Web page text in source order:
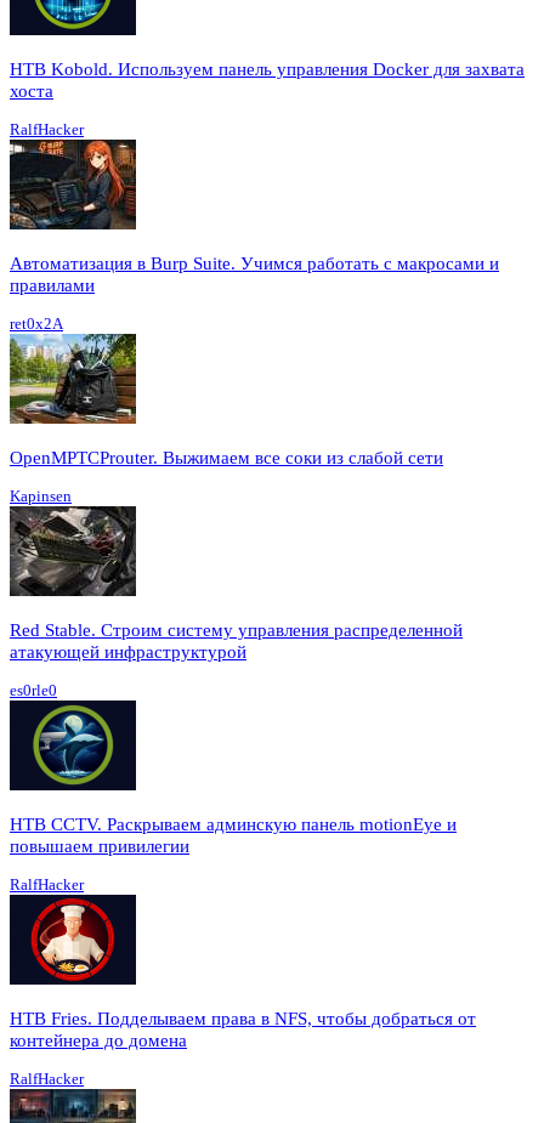
HTB Kobold. Используем панель управления Docker для захвата
хоста
RalfHacker
Автоматизация в Burp Suite. Учимся работать с макросами и
правилами
ret0x2A
OpenMPTCProuter. Выжимаем все соки из слабой сети
Kapinsen
Red Stable. Строим систему управления распределенной
атакующей инфраструктурой
es0rle0
HTB CCTV. Раскрываем админскую панель motionEye и
повышаем привилегии
RalfHacker
HTB Fries. Подделываем права в NFS, чтобы добраться от
контейнера до домена
RalfHacker